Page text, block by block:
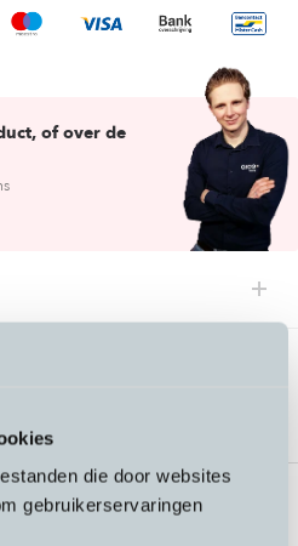
die door websites
gebruikerservaringen
of over de